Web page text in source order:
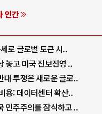
전쟁의 추상화: 우크
EU·우크라이나 드
나토, 우크라 군사지
우크라이나, 덴마크,
러·우크라, 대규모 공